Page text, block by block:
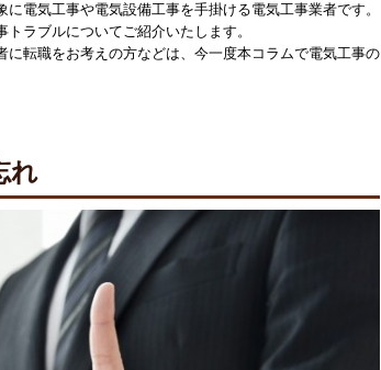
電気工事や電気設備工事を手掛ける電気工事業者です。
ラブルについてご紹介いたします。
転職をお考えの方などは、今一度本コラムで電気工事の
れ